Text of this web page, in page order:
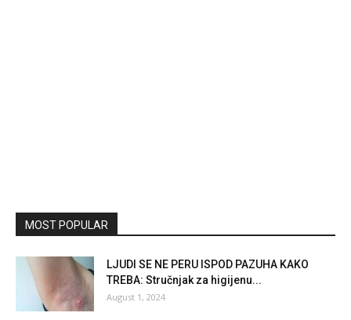
MOST POPULAR
LJUDI SE NE PERU ISPOD PAZUHA KAKO
TREBA: Stručnjak za higijenu...
August 1, 2024